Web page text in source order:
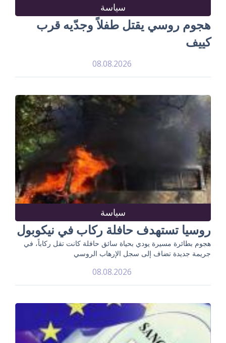
سياسة
هجوم روسي يقتل طفلاً وجدّيه قرب
كييف
08.08.2026
سياسة
روسيا تستهدف حافلة ركاب في نيكوبول
هجوم بطائرة مسيرة يودي بحياة سائق حافلة كانت تقل ركاباً، في
جريمة جديدة تضاف إلى سجل الإرهاب الروسي
08.08.2026